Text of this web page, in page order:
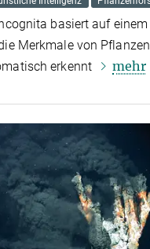
basiert auf
Merkmale von
erkennt
mehr